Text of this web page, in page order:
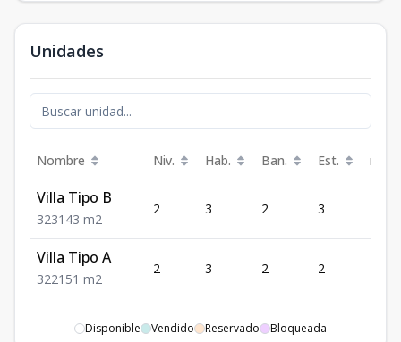
Unidades
Nombre Niv. Hab. Ban. Est. m²
Villa Tipo B
323143 m2
2 3 2 3 143
Villa Tipo A
322151 m2
2 3 2 2 151
Disponible Vendido Reservado Bloqueada